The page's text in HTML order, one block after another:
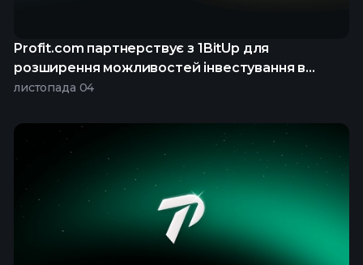
Profit.com партнерствує з 1BitUp для
розширення можливостей інвестування в
криптовалюти
листопада 04